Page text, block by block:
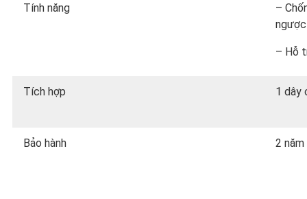
Tính năng
–
ngược
– Hỗ
Tích hợp 1 dây
Bảo hành 2 năm